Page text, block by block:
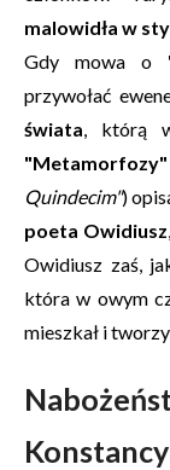
malowidła w
Gdy mowa o
przywołać
świata, którą
"Metamorfozy"
Quindecim")
poeta Owidiusz
Owidiusz zaś,
która w owym
mieszkał i
Konstancy